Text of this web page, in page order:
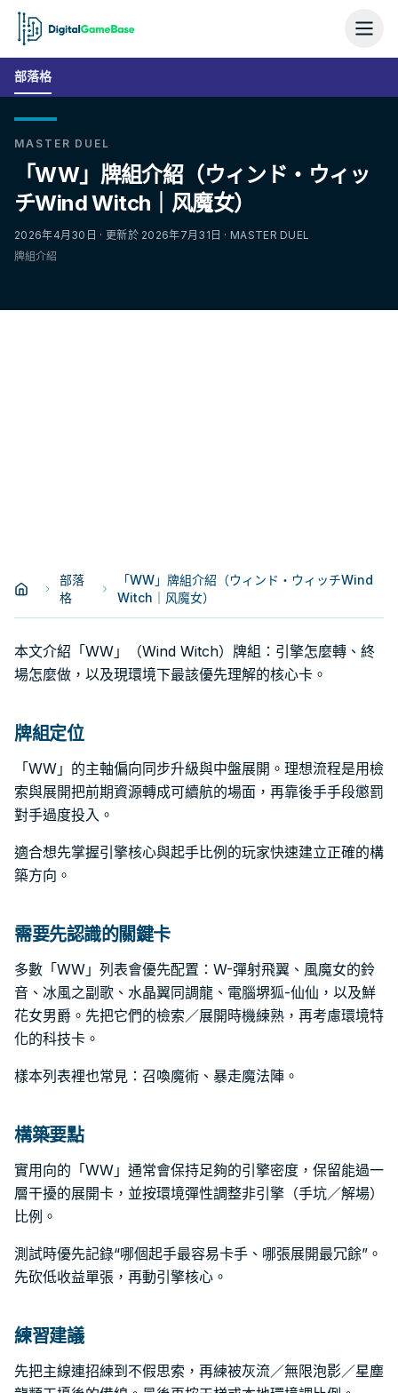
部落格
MASTER DUEL
「WW」牌組介紹（ウィンド・ウィッ
チWind Witch｜风魔女）
2026年4月30日 · 更新於 2026年7月31日 · MASTER DUEL
牌組介紹
部落
格
「WW」牌組介紹（ウィンド・ウィッチWind
Witch｜风魔女）
本文介紹「WW」（Wind Witch）牌組：引擎怎麼轉、終
場怎麼做，以及現環境下最該優先理解的核心卡。
牌組定位
「WW」的主軸偏向同步升級與中盤展開。理想流程是用檢
索與展開把前期資源轉成可續航的場面，再靠後手手段懲罰
對手過度投入。
適合想先掌握引擎核心與起手比例的玩家快速建立正確的構
築方向。
需要先認識的關鍵卡
多數「WW」列表會優先配置：W-彈射飛翼、風魔女的鈴
音、冰風之副歌、水晶翼同調龍、電腦堺狐-仙仙，以及鮮
花女男爵。先把它們的檢索／展開時機練熟，再考慮環境特
化的科技卡。
樣本列表裡也常見：召喚魔術、暴走魔法陣。
構築要點
實用向的「WW」通常會保持足夠的引擎密度，保留能過一
層干擾的展開卡，並按環境彈性調整非引擎（手坑／解場）
比例。
測試時優先記錄“哪個起手最容易卡手、哪張展開最冗餘”。
先砍低收益單張，再動引擎核心。
練習建議
先把主線連招練到不假思索，再練被灰流／無限泡影／星塵